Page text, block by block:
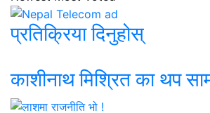
प्रतिक्रिया दिनुहोस्
काशीनाथ मिश्रित का थप